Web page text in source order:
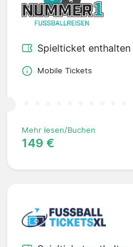
Spielticket enthalten
Mobile Tickets
Mehr lesen/Buchen
149 €